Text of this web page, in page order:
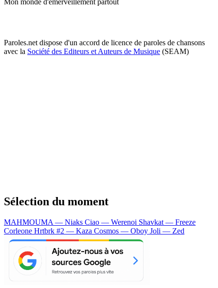
Paroles.net dispose d'un accord de licence de paroles de chansons
avec la Société des Editeurs et Auteurs de Musique (SEAM)
Sélection du moment
MAHMOUMA — Niaks Ciao — Werenoi Shavkat — Freeze
Corleone Hrtbrk #2 — Kaza Cosmos — Oboy Joli — Zed